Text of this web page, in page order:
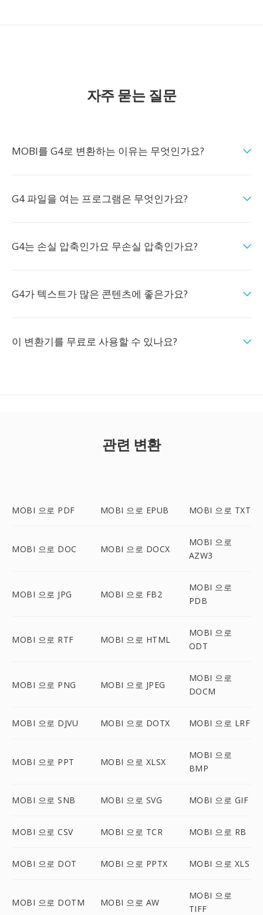
자주 묻는 질문
MOBI를 G4로 변환하는 이유는 무엇인가요?
G4 파일을 여는 프로그램은 무엇인가요?
G4는 손실 압축인가요 무손실 압축인가요?
G4가 텍스트가 많은 콘텐츠에 좋은가요?
이 변환기를 무료로 사용할 수 있나요?
관련 변환
MOBI 으로 PDF MOBI 으로 EPUB MOBI 으로 TXT
MOBI 으로 DOC MOBI 으로 DOCX
MOBI 으로
AZW3
MOBI 으로 JPG MOBI 으로 FB2
MOBI 으로
PDB
MOBI 으로 RTF MOBI 으로 HTML
MOBI 으로
ODT
MOBI 으로 PNG MOBI 으로 JPEG
MOBI 으로
DOCM
MOBI 으로 DJVU MOBI 으로 DOTX MOBI 으로 LRF
MOBI 으로 PPT MOBI 으로 XLSX
MOBI 으로
BMP
MOBI 으로 SNB MOBI 으로 SVG MOBI 으로 GIF
MOBI 으로 CSV MOBI 으로 TCR MOBI 으로 RB
MOBI 으로 DOT MOBI 으로 PPTX MOBI 으로 XLS
MOBI 으로 DOTM MOBI 으로 AW
MOBI 으로
TIFF